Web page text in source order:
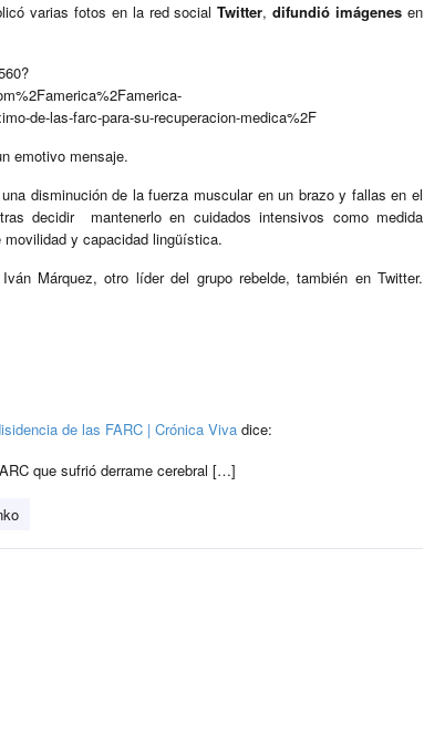
varias fotos en la red socialTwitter,difundió imágenes en
de-las-farc-para-su-recuperacion-medica%2F
emotivo mensaje.
disminución de la fuerza muscular en un brazo y fallas en el
decidir mantenerlo en cuidados intensivos como medida
y capacidad lingüística.
Márquez, otro líder del grupo rebelde, también en Twitter.
de las FARC | Crónica Viva dice:
que sufrió derrame cerebral […]